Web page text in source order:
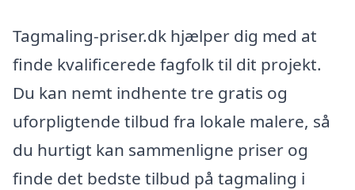
Tagmaling-priser.dk hjælper dig med at
finde kvalificerede fagfolk til dit projekt.
Du kan nemt indhente tre gratis og
uforpligtende tilbud fra lokale malere, så
du hurtigt kan sammenligne priser og
finde det bedste tilbud på tagmaling i